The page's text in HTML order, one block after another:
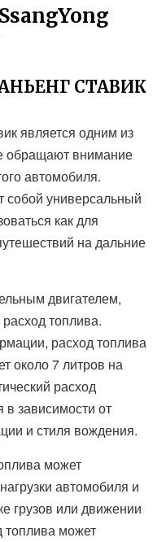
СТАВИК
является одним из
обращают внимание
автомобиля.
собой универсальный
как для
на дальние
двигателем,
топлива.
расход топлива
около 7 литров на
расход
в зависимости от
и стиля вождения.
может
автомобиля и
грузов или движении
топлива может